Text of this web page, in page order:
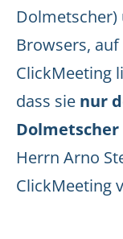
Dolmetscher)
Browsers,
ClickMeeting
dass sie nur
Herrn Arno
ClickMeeting